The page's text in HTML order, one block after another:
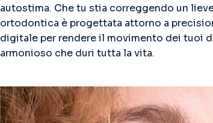
autostima. Che tu stia correggendo un
ortodontica è progettata attorno a
digitale per rendere il movimento dei tuoi
armonioso che duri tutta la vita.